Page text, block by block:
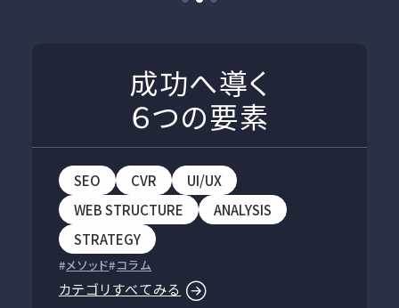
成功へ導く
６つの要素
SEO CVR
UI/UX
WEB STRUCTURE
ANALYSIS
STRATEGY
メソッド コラム
カテゴリすべてみる